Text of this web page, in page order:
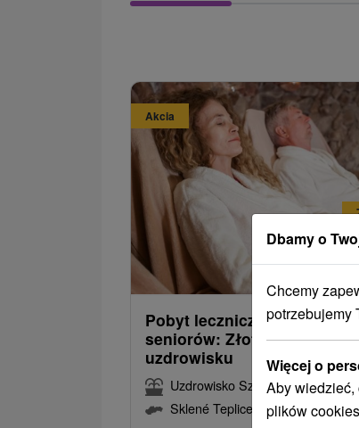
Akcia
od
Pobyt leczniczy i
seniorów: Złote dni
uzdrowisku
Uzdrowisko Szklane Teplice
Sklené Teplice
Dbamy o
Chcemy
potrzebujemy
Więcej o
Aby wiedzieć,
plików